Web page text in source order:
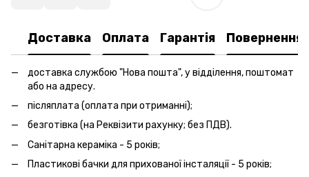
Доставка Оплата Гарантія Повернення
доставка службою "Нова пошта", у відділення, поштомат
або на адресу.
післяплата (оплата при отриманні);
безготівка (на Реквізити рахунку; без ПДВ).
Санітарна кераміка - 5 років;
Пластикові бачки для прихованої інсталяції - 5 років;